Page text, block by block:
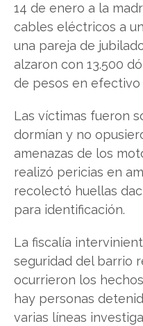
14 de enero a la
cables eléctricos a
una pareja de
alzaron con 13.500
de pesos en efectivo
Las víctimas fueron
dormían y no
amenazas de los
realizó pericias en
recolectó huellas
para identificación.
La fiscalía
seguridad del barrio
ocurrieron los
hay personas
varias líneas